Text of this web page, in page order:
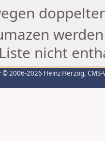
nicht
© 2006-2026 Heinz Herzog,